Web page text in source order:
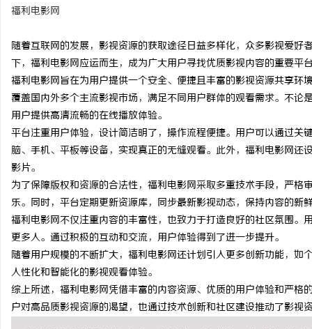
福利电影网
随着互联网的发展，影视资源的获取途径日益多样化，众多影视爱
下，福利电影网应运而生，成为广大用户寻找优质影视内容的重要平
福利电影网旨在为用户提供一个安全、便捷且丰富的影视资源共享
覆盖国内外多个主流影视市场，满足不同用户群体的观看需求。不
用户提供高清流畅的在线播放体验。
平台注重用户体验，设计简洁明了，操作流程便捷。用户可以通过
脑、手机、平板等设备，实现真正的无缝观看。此外，福利电影网
影片。
为了保障版权和资源的合法性，福利电影网采取多重技术手段，严
乐。同时，平台定期更新资源库，同步最新影视动态，保持内容的新
福利电影网不仅注重内容的丰富性，也致力于打造良好的社区氛围
更多人。通过积极的互动和交流，用户体验得到了进一步提升。
随着用户规模的不断扩大，福利电影网还计划引入更多创新功能，
人性化和智能化的影视观看体验。
综上所述，福利电影网凭借丰富的内容资源、优质的用户体验和严
户对高品质影视资源的渴望，也通过技术创新和社区建设推动了影视